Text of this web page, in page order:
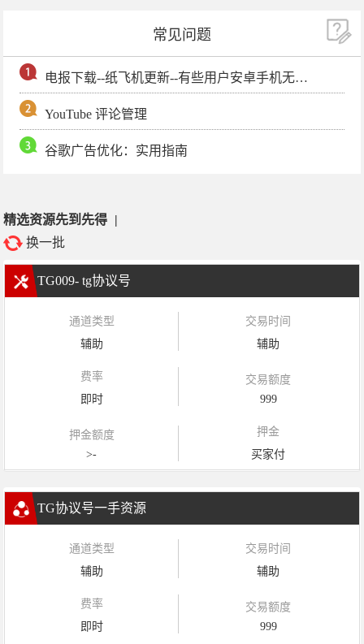
常见问题
电报下载--纸飞机更新--有些用户安卓手机无法更新电报软件
YouTube 评论管理
谷歌广告优化：实用指南
精选资源先到先得 |
换一批
TG009- tg协议号
通道类型
辅助
交易时间
辅助
费率
即时
交易额度
999
押金额度
>-
押金
买家付
TG协议号一手资源
通道类型
辅助
交易时间
辅助
费率
即时
交易额度
999